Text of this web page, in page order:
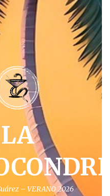
LA
– VERANO 2026